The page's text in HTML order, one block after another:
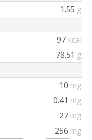
1.55 g
97 kcal
78.51 g
10 mg
0.41 mg
27 mg
256 mg